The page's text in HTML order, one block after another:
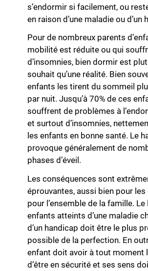
s’endormir si facilement, ou
en raison d’une maladie ou d’un
Pour de nombreux parents
mobilité est réduite ou qui
d’insomnies, bien dormir est
souhait qu’une réalité. Bien
enfants les tirent du sommeil
par nuit. Jusqu’à 70% de ces
souffrent de problèmes à
et surtout d’insomnies,
les enfants en bonne santé. Le
provoque généralement de
phases d’éveil.
Les conséquences sont
éprouvantes, aussi bien pour
pour l’ensemble de la famille. Le
enfants atteints d’une maladie
d’un handicap doit être le plus
possible de la perfection. En
enfant doit avoir à tout moment
d’être en sécurité et ses sens